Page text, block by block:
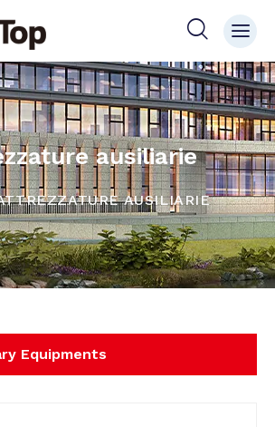
ausiliarie
AUSILIARIE
Equipments